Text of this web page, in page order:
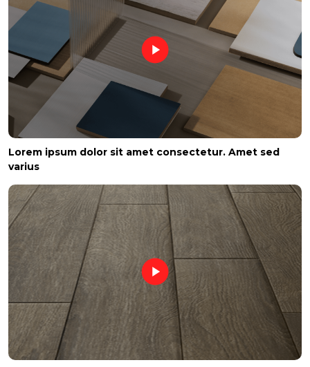
Lorem ipsum dolor sit amet consectetur. Amet sed
varius